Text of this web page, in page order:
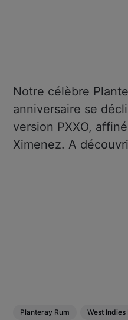
Notre célèbre
anniversaire se
version PXXO,
Ximenez. A
Planteray Rum West